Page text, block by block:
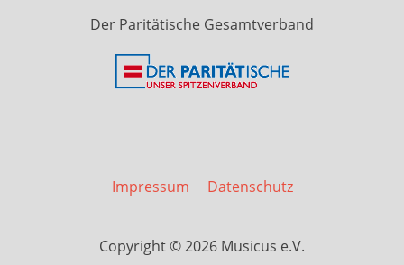
Der Paritätische Gesamtverband
Impressum Datenschutz
Copyright © 2026 Musicus e.V.